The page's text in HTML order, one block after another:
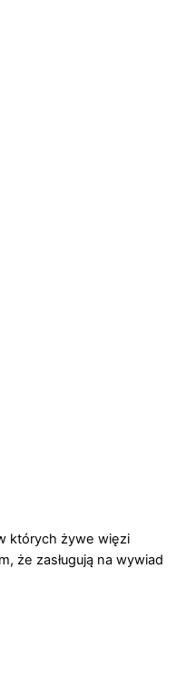
których żywe więzi
że zasługują na wywiad